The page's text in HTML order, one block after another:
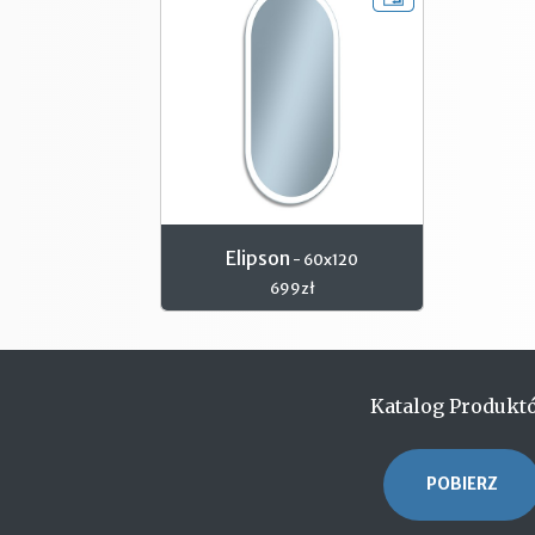
Elipson - 60x120
699zł
Katalog
POBIERZ